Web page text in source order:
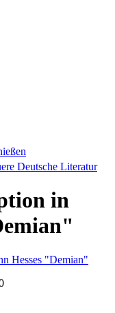
Deutsche Literatur
in